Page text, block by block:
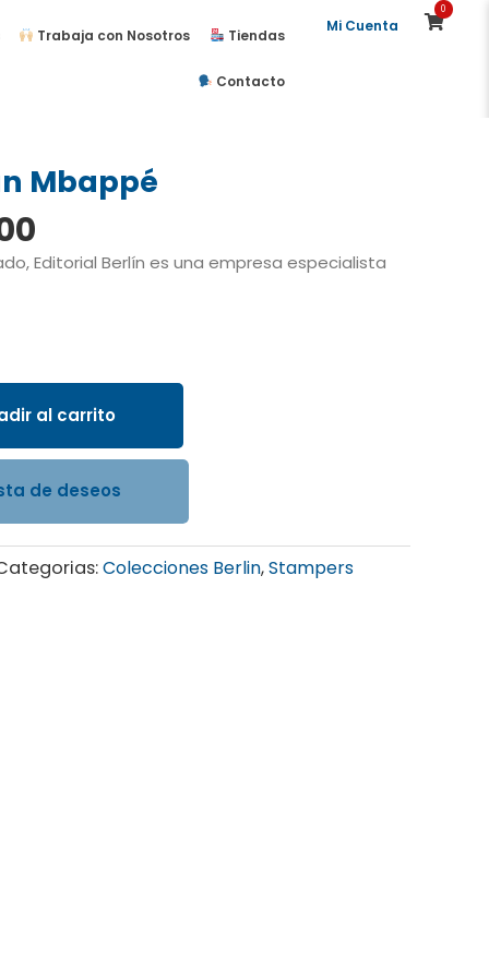
Trabaja con Nosotros Tiendas
Contacto
Mi Cuenta
0
Mbappé
precio
actual
Editorial Berlín es una empresa especialista
al carrito
de deseos
Colecciones Berlin,Stampers